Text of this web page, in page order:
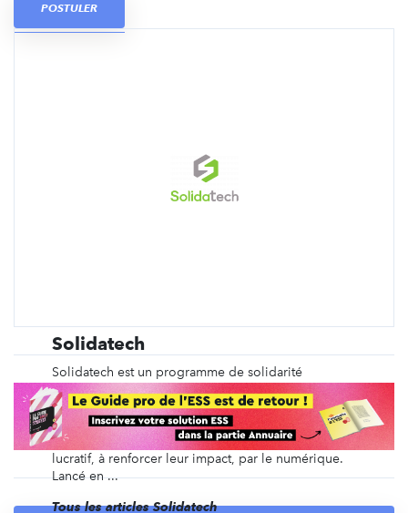
POSTULER
Solidatech
Solidatech est un programme de solidarité
numérique dédié aux associations, fondations
reconnues d’utilité publique, fonds de dotation et
bibliothèques publiques françaises. Nous avons
pour mission d’aider ces organisations à but non
lucratif, à renforcer leur impact, par le numérique.
Lancé en ...
Tous les articles Solidatech